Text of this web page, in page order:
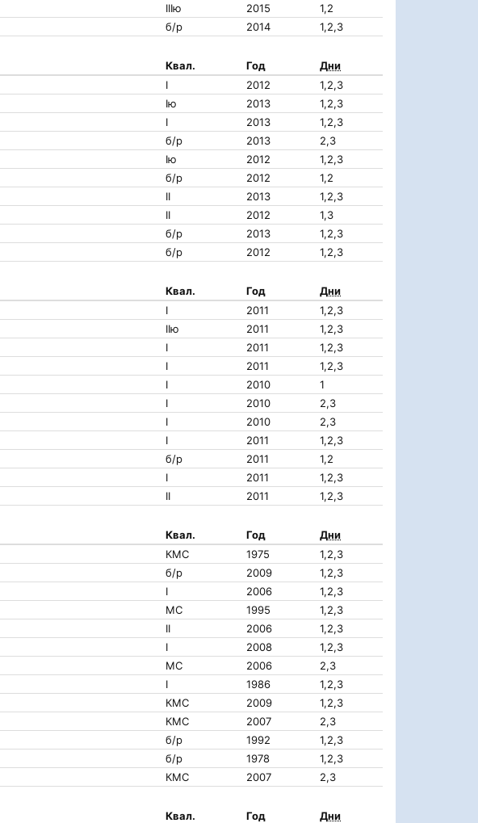
IIIю 2015
1,2
б/р 2014 1,2,3
Квал. Год
Дни
I 2012
1,2,3
Iю 2013
1,2,3
I 2013
1,2,3
б/р 2013
2,3
Iю 2012
1,2,3
б/р 2012
1,2
II 2013
1,2,3
II 2012
1,3
б/р 2013
1,2,3
б/р 2012 1,2,3
Квал. Год
Дни
I 2011
1,2,3
IIю 2011
1,2,3
I 2011
1,2,3
I 2011
1,2,3
I 2010
1
I 2010
2,3
I 2010
2,3
I 2011
1,2,3
б/р 2011
1,2
I 2011
1,2,3
II 2011 1,2,3
Квал. Год
Дни
КМС 1975
1,2,3
б/р 2009
1,2,3
I 2006
1,2,3
МС 1995
1,2,3
II 2006
1,2,3
I 2008
1,2,3
МС 2006
2,3
I 1986
1,2,3
КМС 2009
1,2,3
КМС 2007
2,3
б/р 1992
1,2,3
б/р 1978
1,2,3
КМС 2007 2,3
Квал. Год
Дни